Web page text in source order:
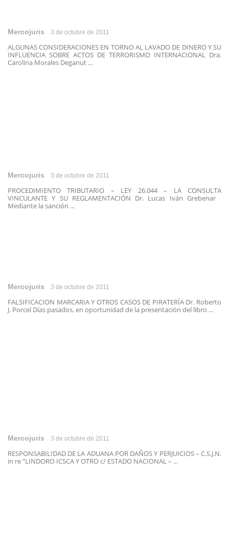
Mercojuris 3 de octubre de 2011
ALGUNAS CONSIDERACIONES EN TORNO AL LAVADO DE DINERO Y SU
INFLUENCIA SOBRE ACTOS DE TERRORISMO INTERNACIONAL Dra.
Carolina Morales Deganut ...
Mercojuris 3 de octubre de 2011
PROCEDIMIENTO TRIBUTARIO – LEY 26.044 – LA CONSULTA
VINCULANTE Y SU REGLAMENTACIÓN Dr. Lucas Iván Grebenar
Mediante la sanción ...
Mercojuris 3 de octubre de 2011
FALSIFICACION MARCARIA Y OTROS CASOS DE PIRATERÍA Dr. Roberto
J. Porcel Días pasados, en oportunidad de la presentación del libro ...
Mercojuris 3 de octubre de 2011
RESPONSABILIDAD DE LA ADUANA POR DAÑOS Y PERJUICIOS – C.S.J.N.
in re “LINDORO ICSCA Y OTRO c/ ESTADO NACIONAL – ...